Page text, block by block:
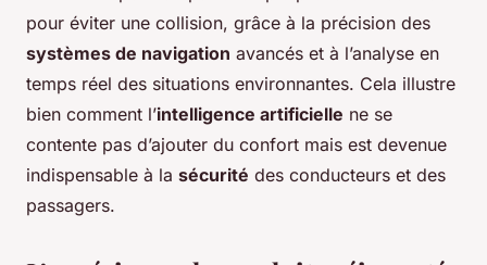
pour éviter une collision, grâce à la précision des
systèmes de navigation avancés et à l’analyse en
temps réel des situations environnantes. Cela illustre
bien comment l’intelligence artificielle ne se
contente pas d’ajouter du confort mais est devenue
indispensable à la sécurité des conducteurs et des
passagers.